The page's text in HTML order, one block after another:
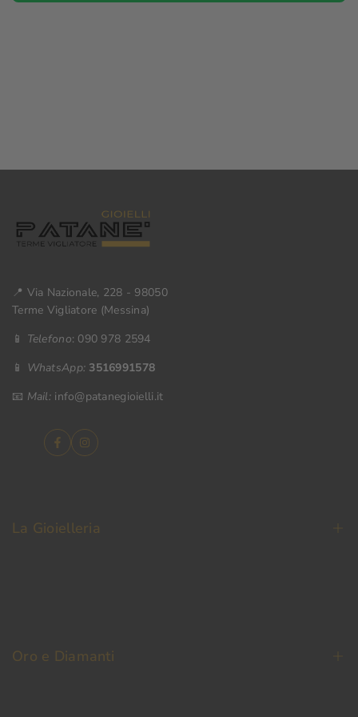
📍 Via Nazionale, 228 - 98050
Terme Vigliatore (Messina)
📱 Telefono: 090 978 2594
📱 WhatsApp: 3516991578
📧 Mail: info@patanegioielli.it
FacebookInstagram
La Gioielleria
Oro e Diamanti